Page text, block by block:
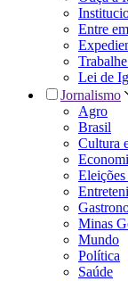
Entre
Lei de
Jornalismo
Agro
Brasil
Cultura
Minas
Mundo
Política
Saúde